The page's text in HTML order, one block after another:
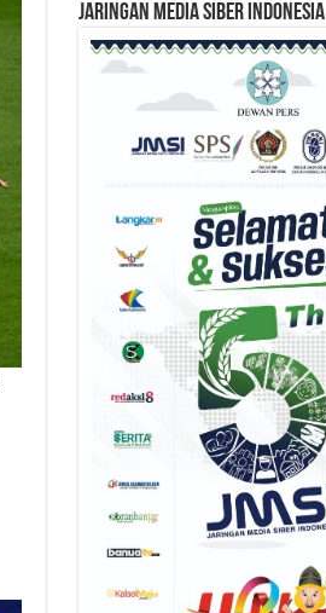
Jaringan Media Siber Indonesia